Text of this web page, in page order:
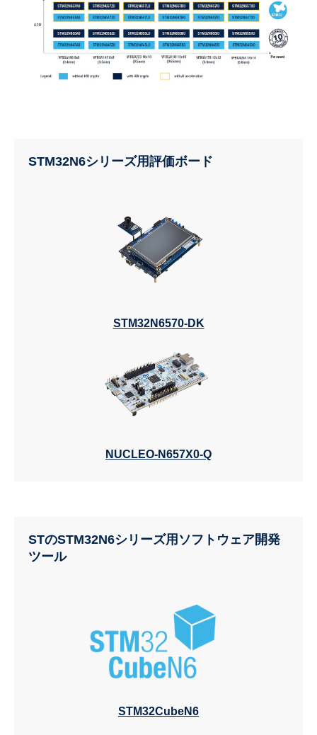
STM32N6シリーズ用評価ボード
STM32N6570-DK
NUCLEO-N657X0-Q
STのSTM32N6シリーズ用ソフトウェア開発
ツール
STM32CubeN6